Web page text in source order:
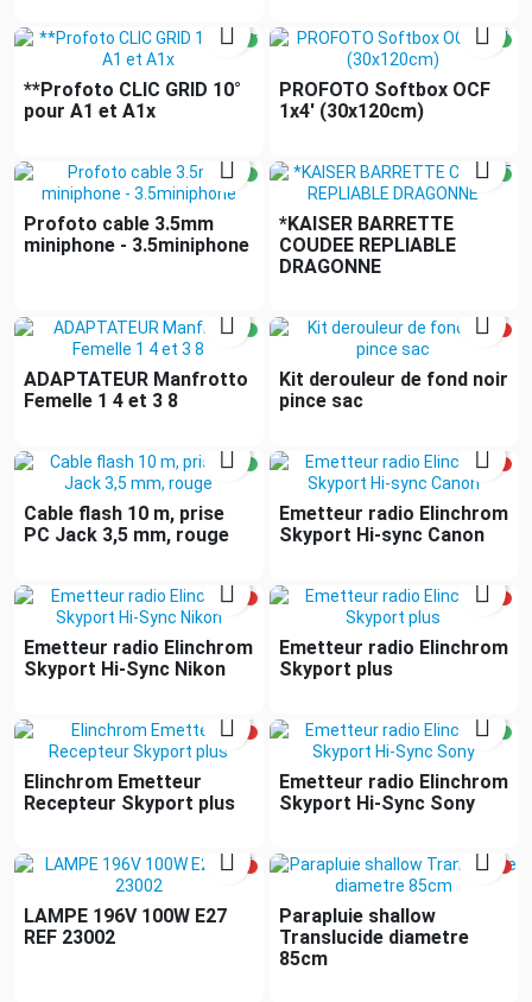

**Profoto CLIC GRID 10°
pour A1 et A1x

PROFOTO Softbox OCF
1x4' (30x120cm)

Profoto cable 3.5mm
miniphone - 3.5miniphone

*KAISER BARRETTE
COUDEE REPLIABLE
DRAGONNE

ADAPTATEUR Manfrotto
Femelle 1 4 et 3 8

Kit derouleur de fond noir
pince sac

Cable flash 10 m, prise
PC Jack 3,5 mm, rouge

Emetteur radio Elinchrom
Skyport Hi-sync Canon

Emetteur radio Elinchrom
Skyport Hi-Sync Nikon

Emetteur radio Elinchrom
Skyport plus

Elinchrom Emetteur
Recepteur Skyport plus

Emetteur radio Elinchrom
Skyport Hi-Sync Sony

LAMPE 196V 100W E27
REF 23002

Parapluie shallow
Translucide diametre
85cm